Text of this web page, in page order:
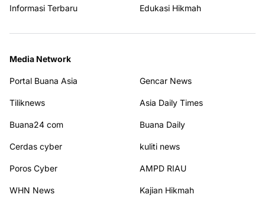
Informasi Terbaru Edukasi Hikmah
Media Network
Portal Buana Asia Gencar News
Tiliknews Asia Daily Times
Buana24 com Buana Daily
Cerdas cyber kuliti news
Poros Cyber AMPD RIAU
WHN News Kajian Hikmah